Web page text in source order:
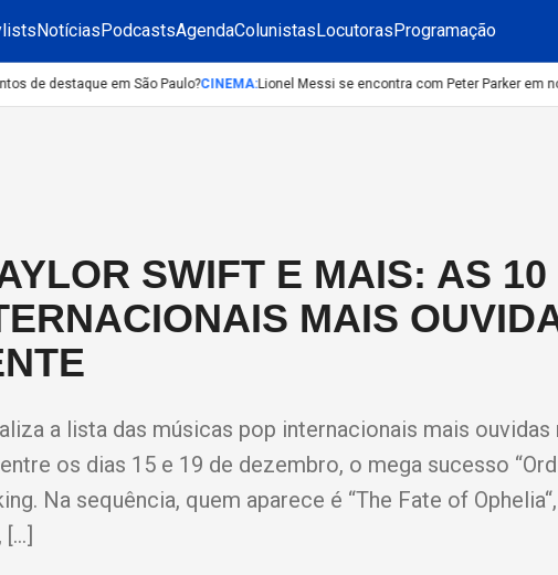
NotíciasPodcastsAgendaColunistasLocutorasProgramação
de destaque em São Paulo?CINEMA:Lionel Messi se encontra com Peter Parker em
SWIFT E MAIS: AS 10
MAIS
a lista das músicas pop internacionais mais ouvidas
os dias 15 e 19 de dezembro, o mega sucesso
Na sequência, quem aparece é “The Fate of
[…]